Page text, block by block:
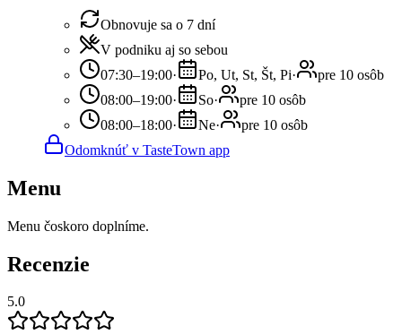
Obnovuje sa o 7 dní
V podniku aj so sebou
07:30–19:00· Po, Ut, St, Št, Pi·
pre 10 osôb
08:00–19:00· So·
pre 10 osôb
08:00–18:00· Ne·
pre 10 osôb
Odomknúť v TasteTown app
Menu
Menu čoskoro doplníme.
Recenzie
5.0